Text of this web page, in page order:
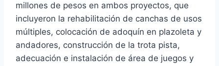
millones de pesos en ambos proyectos, que
incluyeron la rehabilitación de canchas de usos
múltiples, colocación de adoquín en plazoleta y
andadores, construcción de la trota pista,
adecuación e instalación de área de juegos y